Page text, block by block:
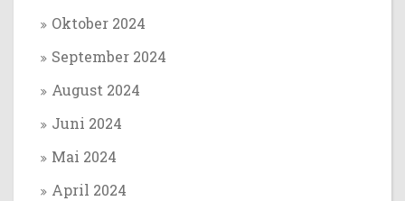
Oktober 2024
September 2024
August 2024
Juni 2024
Mai 2024
April 2024